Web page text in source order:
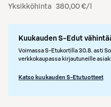
Yksikköhinta 380,00 €/l
Kuukauden S-Edut
Voimassa S-Etukortilla 30.8. asti
verkkokaupassa kirjautuneille
Katso kuukauden S-Etutuotteet